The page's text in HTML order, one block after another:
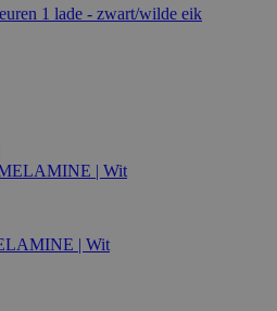
1 lade - zwart/wilde eik
| Wit